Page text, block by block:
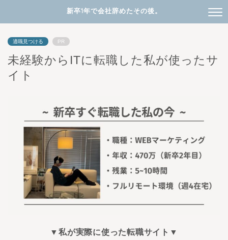
新卒1年で会社辞めたその後。
適職見つける PR
未経験からITに転職した私が使ったサ
イト
▼私が実際に使った転職サイト▼